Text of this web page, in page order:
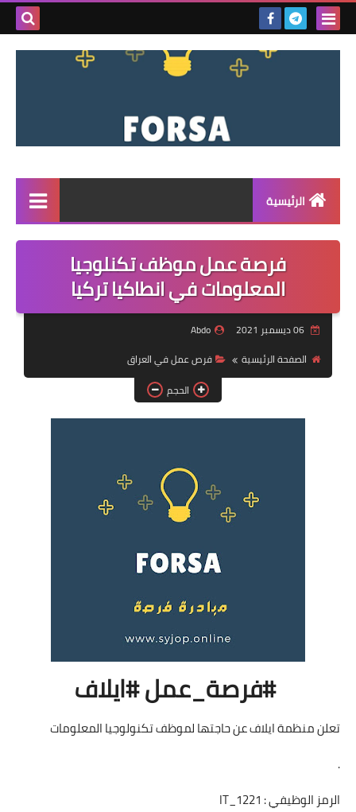
بحث
الرئيسية
القائمة
مناقصات
فرص عمل داخل سوريا
فرص عمل في العراق
فرص عمل في اليمن
دورات تدريبية
فرصة عمل موظف تكنلوجيا
المعلومات في انطاكيا تركيا
06 ديسمبر 2021
Abdo
الصفحة الرئيسية
فرص عمل في العراق
الحجم
#فرصة_عمل #ايلاف
تعلن منظمة ايلاف عن حاجتها لموظف تكنولوجيا المعلومات
.
الرمز الوظيفي : IT_1221